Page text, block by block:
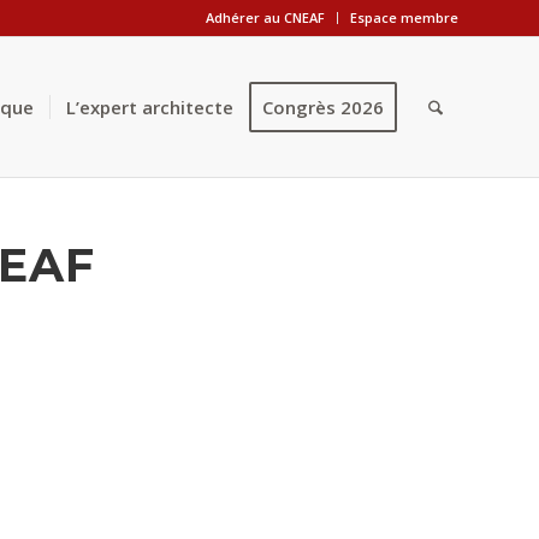
Adhérer au CNEAF Espace membre
L’expert architecte Congrès 2026